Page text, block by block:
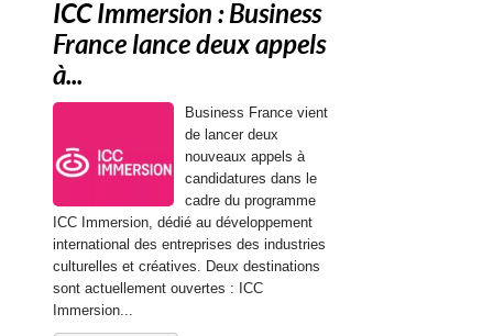
ICC Immersion : Business
France lance deux appels
à...
Business France vient
de lancer deux
nouveaux appels à
candidatures dans le
cadre du programme
ICC Immersion, dédié au développement
international des entreprises des industries
culturelles et créatives. Deux destinations
sont actuellement ouvertes : ICC
Immersion...